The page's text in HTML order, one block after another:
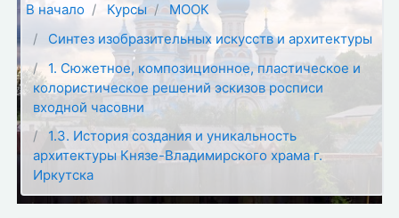
В начало Курсы
МООК
Синтез изобразительных искусств и архитектуры
1. Сюжетное, композиционное, пластическое и
колористическое решений эскизов росписи
входной часовни
1.3. История создания и уникальность
архитектуры Князе-Владимирского храма г.
Иркутска